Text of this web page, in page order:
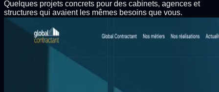
Quelques projets concrets pour des cabinets, agences et
structures qui avaient les mêmes besoins que vous.